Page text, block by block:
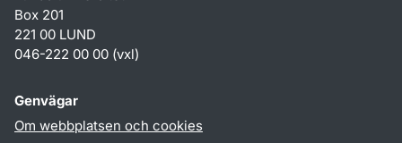
Box 201
221 00 LUND
046-222 00 00 (vxl)
Genvägar
Om webbplatsen och cookies